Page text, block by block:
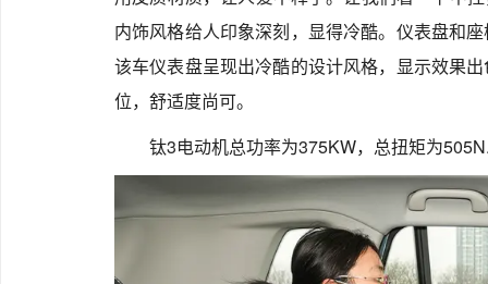
内饰风格给人印象深刻，显得冷酷。仪表盘和
该车仪表盘呈现出冷酷的设计风格，显示效果
位，舒适度尚可。
钛3电动机总功率为375KW，总扭矩为